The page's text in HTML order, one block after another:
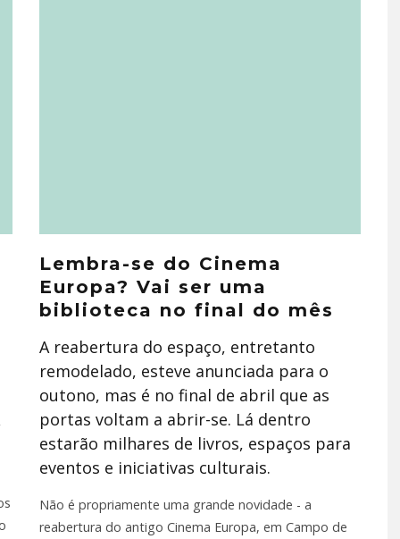
Lembra-se do Cinema
Europa? Vai ser uma
biblioteca no final do mês
A reabertura do espaço, entretanto
remodelado, esteve anunciada para o
outono, mas é no final de abril que as
portas voltam a abrir-se. Lá dentro
estarão milhares de livros, espaços para
eventos e iniciativas culturais.
Não é propriamente uma grande novidade - a
reabertura do antigo Cinema Europa, em Campo de